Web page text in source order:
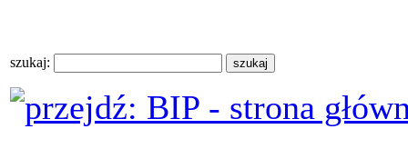
szukaj: